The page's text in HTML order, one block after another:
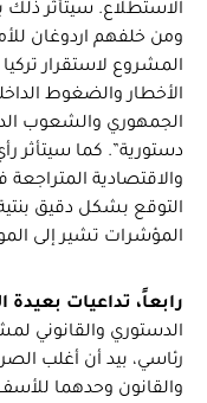
الاستطلاع. سيتأثر
ومن خلفهم اردوغان
المشروع لاستقرار
الأخطار والضغوط
الجمهوري والشعوب
دستورية”. كما سيتأثر
والاقتصادية
التوقع بشكل دقيق
المؤشرات تشير إلى
رابعاً، تداعيات بعيدة
الدستوري والقانوني
رئاسي، بيد أن أغلب
والقانون وحدهما